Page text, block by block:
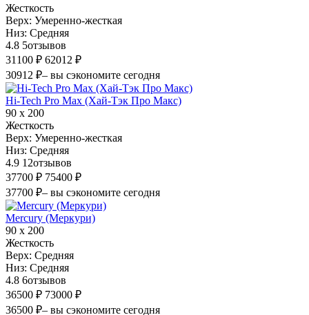
Жесткость
Верх: Умеренно-жесткая
Низ: Средняя
4.8 5отзывов
31100 ₽ 62012 ₽
30912 ₽– вы сэкономите сегодня
Hi-Tech Pro Max (Хай-Тэк Про Макс)
90 х 200
Жесткость
Верх: Умеренно-жесткая
Низ: Средняя
4.9 12отзывов
37700 ₽ 75400 ₽
37700 ₽– вы сэкономите сегодня
Mercury (Меркури)
90 х 200
Жесткость
Верх: Средняя
Низ: Средняя
4.8 6отзывов
36500 ₽ 73000 ₽
36500 ₽– вы сэкономите сегодня